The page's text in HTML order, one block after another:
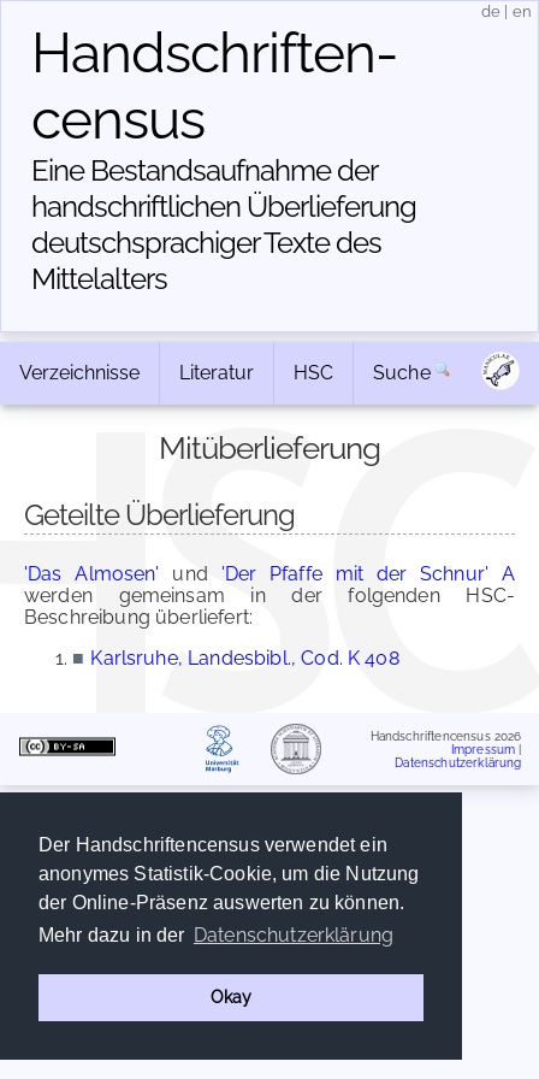
Der Handschriftencensus verwendet ein
anonymes Statistik-Cookie, um die Nutzung
der Online-Präsenz auswerten zu können.
Mehr dazu in der Datenschutzerklärung
Okay
Handschriften­
census
Eine Bestandsaufnahme der
handschriftlichen Über­lieferung
deutschsprachiger Texte des
Mittelalters
de en
Verzeichnisse Literatur HSC Suche
Mitüberlieferung
Geteilte Überlieferung
'Das Almosen' und 'Der Pfaffe mit der Schnur' A
werden gemeinsam in der folgenden HSC-
Beschreibung überliefert:
■ Karlsruhe, Landesbibl., Cod. K 408
Handschriftencensus 2026
Impressum
Datenschutzerklärung